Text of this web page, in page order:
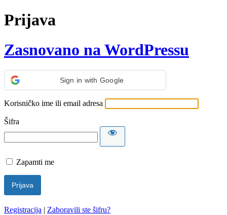
Prijava
Zasnovano na WordPressu
Sign in with Google
Korisničko ime ili email adresa
Šifra
Zapamti me
Registracija | Zaboravili ste šifru?